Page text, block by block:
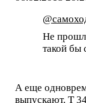
Не
такой бы
А еще
выпускают. Т